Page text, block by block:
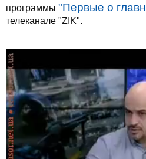
программы "Первые о
телеканале "ZIK".